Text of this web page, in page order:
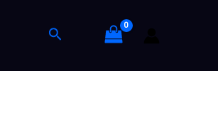
Search